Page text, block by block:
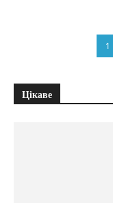
1
Цікаве